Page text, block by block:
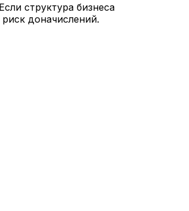
структура бизнеса
доначислений.